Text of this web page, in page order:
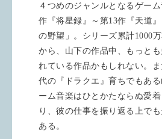
４つめのジャンルとなるゲー
作『将星録』～第13作『天道
の野望」。シリーズ累計1000
から、山下の作品中、もっと
れている作品かもしれない。
代の『ドラクエ』育ちでもあ
ーム音楽はひとかたならぬ愛
り、彼の仕事を振り返る上で
ある。